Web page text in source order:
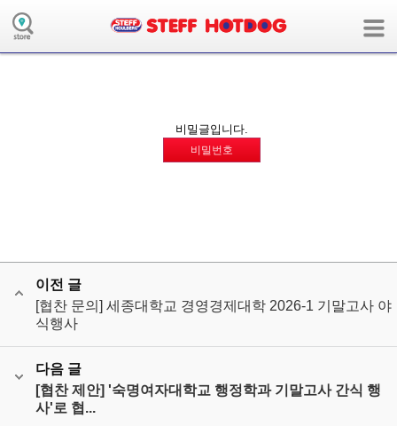
( 사용자모드:user / 장치:m / 언어:ko / 앱:board / 앱모듈:collaboration )
비밀글입니다.
비밀번호
이전 글
[협찬 문의] 세종대학교 경영경제대학 2026-1 기말고사 야
식행사
다음 글
[협찬 제안] '숙명여자대학교 행정학과 기말고사 간식 행
사'로 협...